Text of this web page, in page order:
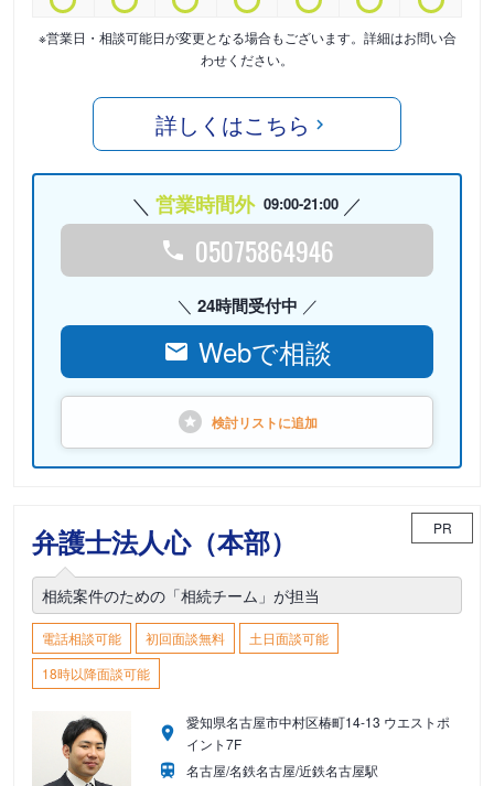
※営業日・相談可能日が変更となる場合もございます。詳細はお問い合
わせください。
詳しくはこちら
営業時間外 09:00-21:00
05075864946
24時間受付中
Webで相談
検討リストに追加
弁護士法人心（本部） PR
相続案件のための「相続チーム」が担当
電話相談可能 初回面談無料
土日面談可能
18時以降面談可能
愛知県名古屋市中村区椿町14-13 ウエストポ
イント7F
名古屋/名鉄名古屋/近鉄名古屋駅